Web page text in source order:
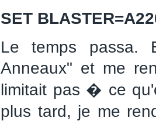
SET
Le temps passa.
Anneaux" et me
limitait pas � ce
plus tard, je me